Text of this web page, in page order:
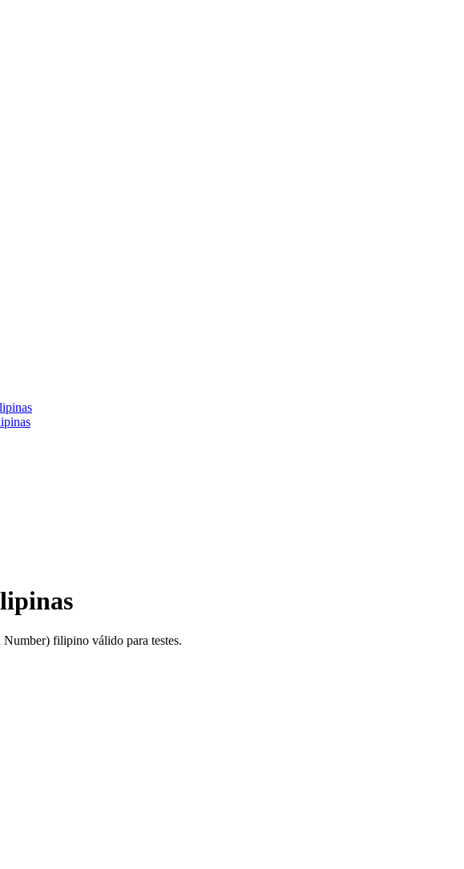
filipino válido para testes.